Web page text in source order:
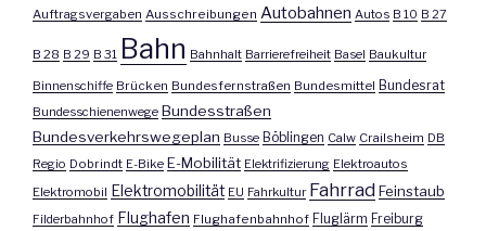
Auftragsvergaben Ausschreibungen Autobahnen Autos B 10 B 27
B 28 B 29 B 31 Bahn Bahnhalt Barrierefreiheit Basel Baukultur
Binnenschiffe Brücken Bundesfernstraßen Bundesmittel Bundesrat
Bundesschienenwege Bundesstraßen
Bundesverkehrswegeplan Busse Böblingen Calw Crailsheim DB
Regio Dobrindt E-Bike E-Mobilität Elektrifizierung Elektroautos
Elektromobil Elektromobilität EU Fahrkultur FahrradFeinstaub
Filderbahnhof Flughafen Flughafenbahnhof Fluglärm Freiburg